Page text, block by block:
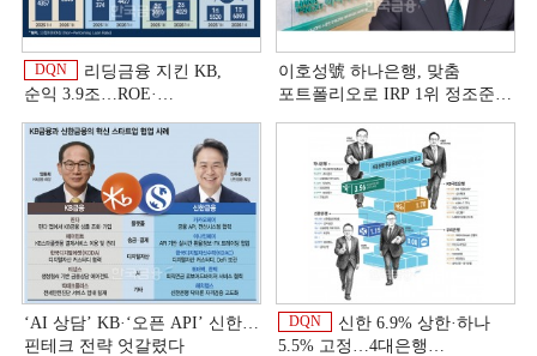
DQN
리딩금융 지킨 KB,
순익 3.9조…ROE·
상반기 금융 리그테이블]
이호성號 하나은행, 맞춤
포트폴리오로 IRP 1위 정조준
‘AI 상담’ KB·‘오픈 API’ 신한…
핀테크 전략 엇갈렸다
DQN
신한 6.9% 상한·하나
5.5% 고정…4대은행